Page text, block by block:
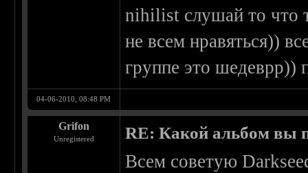
nihilist слушай то что
не всем нравяться))
группе это шедеврр))
04-06-2010, 08:48 PM
Grifon
Unregistered RE: Какой альбом вы
Всем советую